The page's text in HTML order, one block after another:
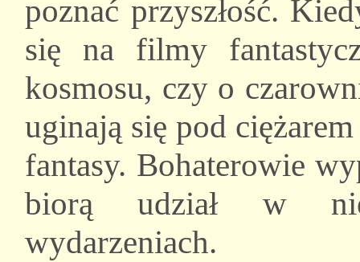
poznać przyszłość.
się na filmy
kosmosu, czy o
uginają się pod
fantasy. Bohaterowie
biorą udział w
wydarzeniach.